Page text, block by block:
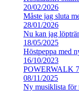
20/02/2026
Måste jag sluta
28/01/2026
Nu kan jag
18/05/2025
Höstpeppa med
16/10/2023
POWERWALK
08/11/2025
Ny musiklista för